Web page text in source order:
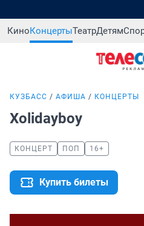
КиноКонцертыТеатрДетям
КУЗБАСС АФИША КОНЦЕРТЫ
Xolidayboy
КОНЦЕРТ ПОП 16+
Купить билеты